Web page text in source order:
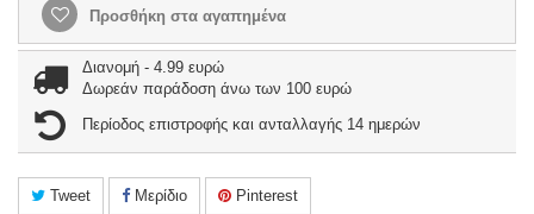
Προσθήκη στα αγαπημένα
Διανομή - 4.99 ευρώ
Δωρεάν παράδοση άνω των 100 ευρώ
Περίοδος επιστροφής και ανταλλαγής 14 ημερών
Tweet Μερίδιο Pinterest